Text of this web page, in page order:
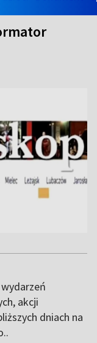
akcji
dniach na